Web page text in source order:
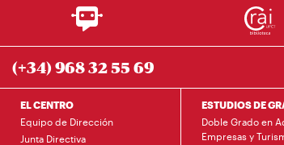
(+34) 968 32 55 69
EL CENTRO
Equipo de Dirección
Junta Directiva
ESTUDIOS DE
Doble Grado en
Empresas y